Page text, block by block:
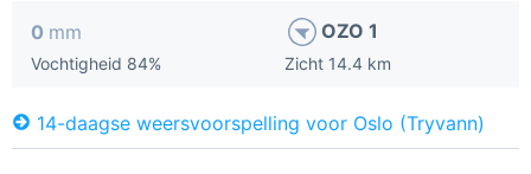
0 mm
Vochtigheid 84%
OZO 1
Zicht 14.4 km
14-daagse weersvoorspelling voor Oslo (Tryvann)